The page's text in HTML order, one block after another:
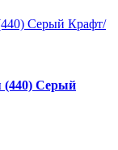
(440) Серый